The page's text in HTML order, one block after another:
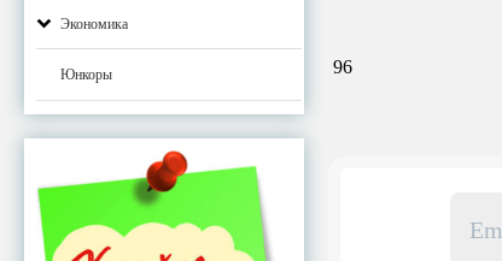
Экономика
Юнкоры 96